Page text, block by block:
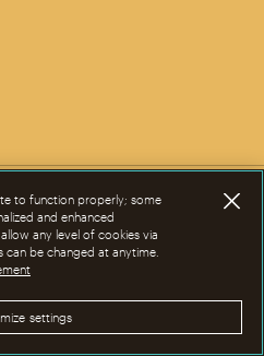
to function properly; some
and enhanced
any level of cookies via
can be changed at anytime.
settings